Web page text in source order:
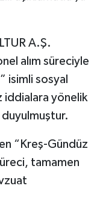
A.Ş.
alım süreciyle
isimli sosyal
iddialara yönelik
“Kreş-Gündüz
tamamen